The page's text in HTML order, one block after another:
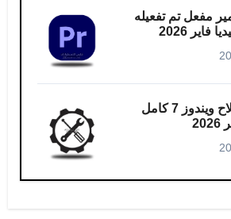
مفعل تم تفعيله
2026
تحميل برنامج اصلاح ويندوز 7 كامل